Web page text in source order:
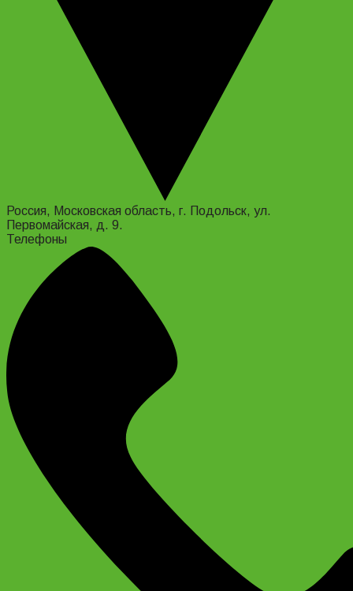
Россия, Московская область, г. Подольск, ул.
Первомайская, д. 9.
Телефоны